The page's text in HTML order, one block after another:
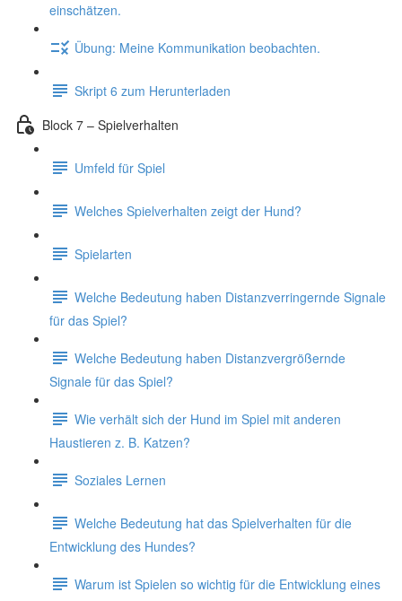
einschätzen.
Übung: Meine Kommunikation beobachten.
Skript 6 zum Herunterladen
Block 7 – Spielverhalten
Umfeld für Spiel
Welches Spielverhalten zeigt der Hund?
Spielarten
Welche Bedeutung haben Distanzverringernde Signale
für das Spiel?
Welche Bedeutung haben Distanzvergrößernde
Signale für das Spiel?
Wie verhält sich der Hund im Spiel mit anderen
Haustieren z. B. Katzen?
Soziales Lernen
Welche Bedeutung hat das Spielverhalten für die
Entwicklung des Hundes?
Warum ist Spielen so wichtig für die Entwicklung eines